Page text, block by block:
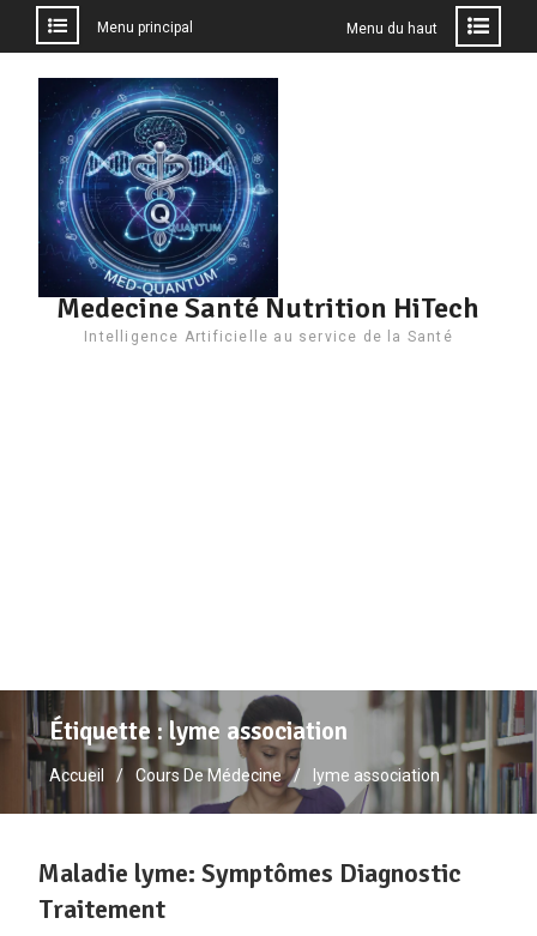
contenu
Menu principal Menu du haut
Medecine Santé Nutrition HiTech
Intelligence Artificielle au service de la Santé
Étiquette : lyme association
Accueil Cours De Médecine lyme association
Maladie lyme: Symptômes Diagnostic
Traitement